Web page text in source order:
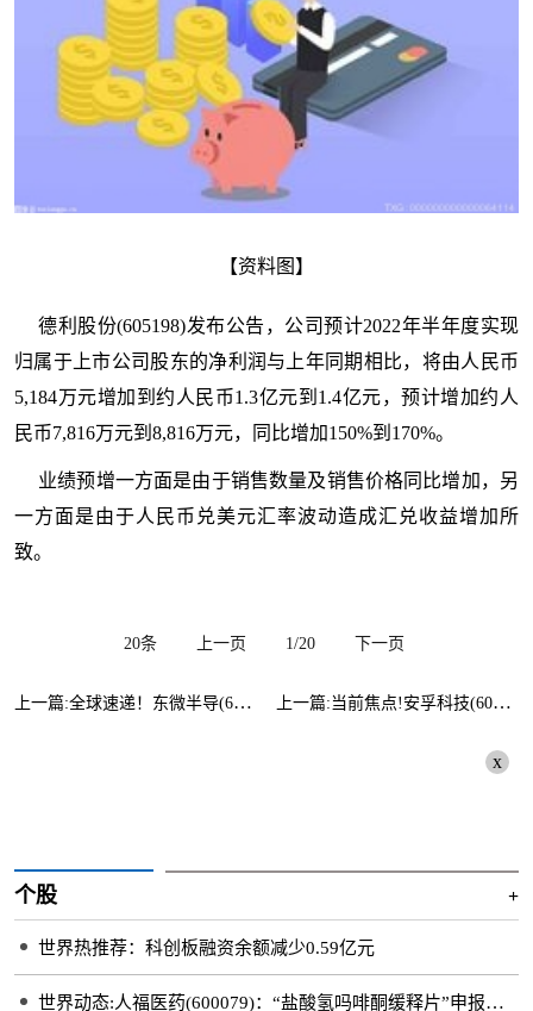
【资料图】
德利股份(605198)发布公告，公司预计2022年半年度实现
归属于上市公司股东的净利润与上年同期相比，将由人民币
5,184万元增加到约人民币1.3亿元到1.4亿元，预计增加约人
民币7,816万元到8,816万元，同比增加150%到170%。
业绩预增一方面是由于销售数量及销售价格同比增加，另
一方面是由于人民币兑美元汇率波动造成汇兑收益增加所
致。
20条 上一页 1/20 下一页
上一篇:全球速递！东微半导(688261)拟共设创投基金投资半导体等领域 上一篇:当前焦点!安孚科技(603031)发预盈 半年度净利润4000万至4700万元 同比扭亏为盈
x
个股 +
世界热推荐：科创板融资余额减少0.59亿元
世界动态:人福医药(600079)：“盐酸氢吗啡酮缓释片”申报生产获受理